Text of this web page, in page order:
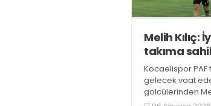
Melih Kılıç:
takıma
Kocaelispor PAF
gelecek vaat
golcülerinden
gazetemize